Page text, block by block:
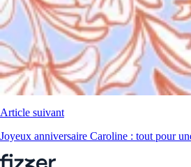
Article suivant
Joyeux anniversaire Caroline : tout pour